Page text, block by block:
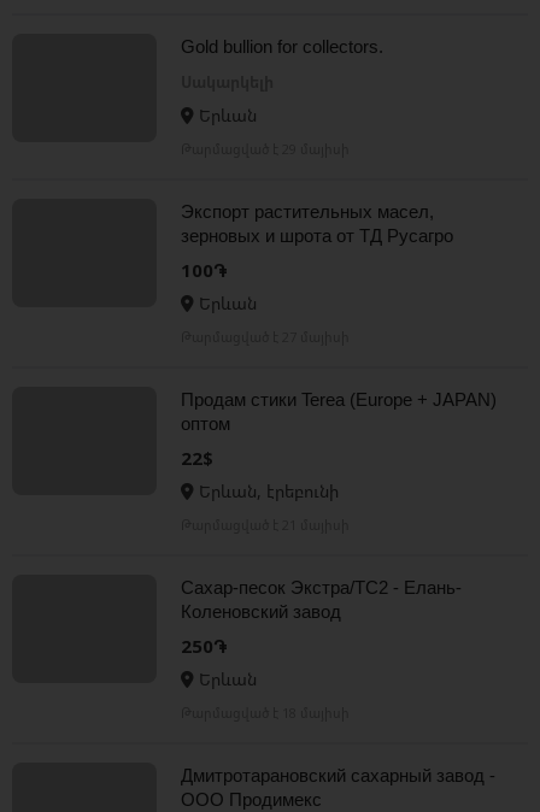
Gold bullion for collectors.
Երևան
Экспорт растительных масел,
зерновых и шрота от ТД Русагро
100֏
Երևան
Продам стики Terea (Europe + JAPAN)
оптом
22$
Երևան, էրեբունի
Сахар-песок Экстра/ТС2 - Елань-
Коленовский завод
250֏
Երևան
Дмитротарановский сахарный завод -
ООО Продимекс